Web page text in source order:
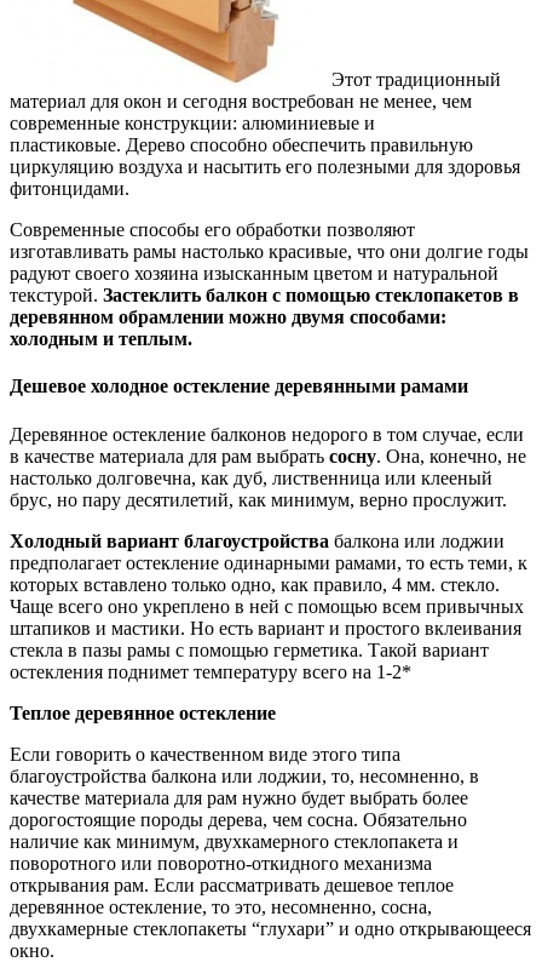
Этот традиционный
материал для окон и сегодня востребован не менее, чем
современные конструкции: алюминиевые и
пластиковые. Дерево способно обеспечить правильную
циркуляцию воздуха и насытить его полезными для здоровья
фитонцидами.
Современные способы его обработки позволяют
изготавливать рамы настолько красивые, что они долгие годы
радуют своего хозяина изысканным цветом и натуральной
текстурой. Застеклить балкон с помощью стеклопакетов в
деревянном обрамлении можно двумя способами:
холодным и теплым.
Дешевое холодное остекление деревянными рамами
Деревянное остекление балконов недорого в том случае, если
в качестве материала для рам выбрать сосну. Она, конечно, не
настолько долговечна, как дуб, лиственница или клееный
брус, но пару десятилетий, как минимум, верно прослужит.
Холодный вариант благоустройства балкона или лоджии
предполагает остекление одинарными рамами, то есть теми, к
которых вставлено только одно, как правило, 4 мм. стекло.
Чаще всего оно укреплено в ней с помощью всем привычных
штапиков и мастики. Но есть вариант и простого вклеивания
стекла в пазы рамы с помощью герметика. Такой вариант
остекления поднимет температуру всего на 1-2*
Теплое деревянное остекление
Если говорить о качественном виде этого типа
благоустройства балкона или лоджии, то, несомненно, в
качестве материала для рам нужно будет выбрать более
дорогостоящие породы дерева, чем сосна. Обязательно
наличие как минимум, двухкамерного стеклопакета и
поворотного или поворотно-откидного механизма
открывания рам. Если рассматривать дешевое теплое
деревянное остекление, то это, несомненно, сосна,
двухкамерные стеклопакеты “глухари” и одно открывающееся
окно.